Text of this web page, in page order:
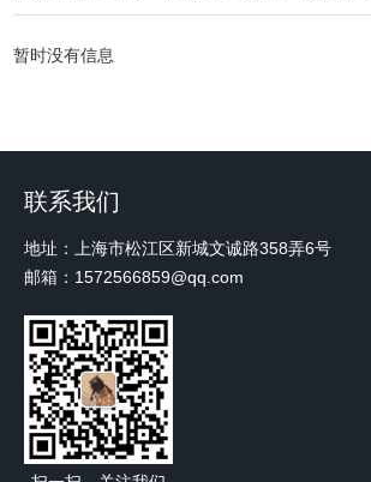
暂时没有信息
联系我们
地址：上海市松江区新城文诚路358弄6号
邮箱：1572566859@qq.com